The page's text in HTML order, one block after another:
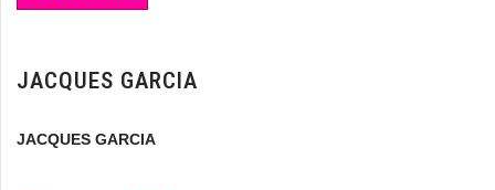
JACQUES GARCIA
JACQUES GARCIA